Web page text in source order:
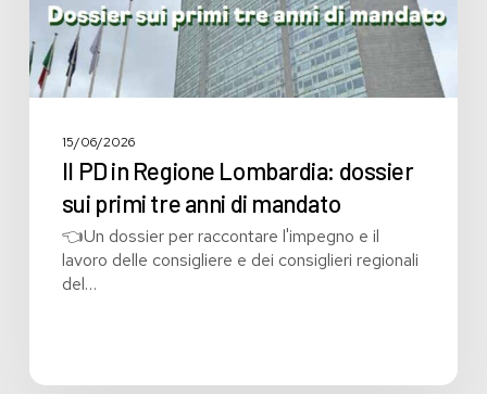
tre
anni
di
mandato
15/06/2026
Il PD in Regione Lombardia: dossier
sui primi tre anni di mandato
👈Un dossier per raccontare l'impegno e il
lavoro delle consigliere e dei consiglieri regionali
del…